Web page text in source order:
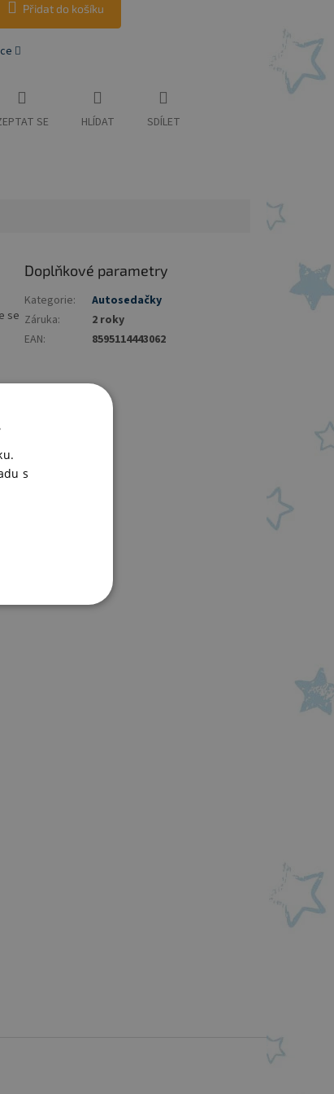
Přidat do košíku
SE HLÍDAT SDÍLET
se
Doplňkové parametry
Kategorie:
Autosedačky
Záruka:
2 roky
EAN: 8595114443062
s